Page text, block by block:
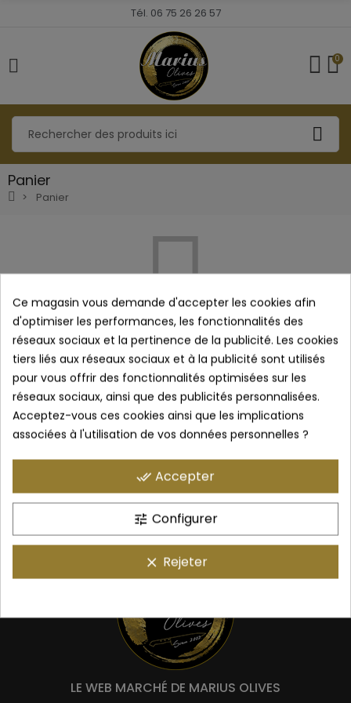
Tél. 06 75 26 26 57
0
Panier
Panier
Votre panier est
actuellement vide.
Avant de procéder au paiement, vous devez ajouter certains
produits à votre panier.
Continuer Mes Achats
LE WEB MARCHÉ DE MARIUS OLIVES
Ce magasin vous demande d'accepter les cookies afin
d'optimiser les performances, les fonctionnalités des
réseaux sociaux et la pertinence de la publicité. Les cookies
tiers liés aux réseaux sociaux et à la publicité sont utilisés
pour vous offrir des fonctionnalités optimisées sur les
réseaux sociaux, ainsi que des publicités personnalisées.
Acceptez-vous ces cookies ainsi que les implications
associées à l'utilisation de vos données personnelles ?
done_all Accepter
tune Configurer
clear Rejeter